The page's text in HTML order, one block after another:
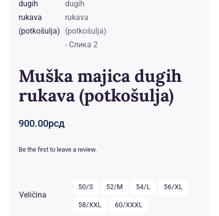
Muška majica dugih
rukava (potkošulja)
900.00рсд
Be the first to leave a review.
Veličina
50/S 52/M 54/L 56/XL
58/XXL 60/XXXL